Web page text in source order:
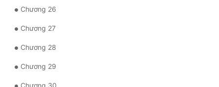
Xuyên Sách
Xuyên Thư
Điền Văn
Đông Phương
Chương 26
Chương 27
Chương 28
Chương 29
Chương 30